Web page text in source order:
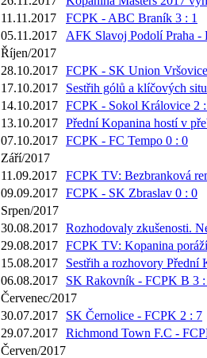
11.11.2017
FCPK - ABC Braník 3 : 1
05.11.2017
AFK Slavoj Podolí Praha -
Říjen/2017
28.10.2017 FCPK - SK Union
17.10.2017
Sestřih gólů a klíčových
14.10.2017 FCPK - Sokol Královice 2
13.10.2017 Přední Kopanina hostí v
07.10.2017 FCPK - FC Tempo 0 : 0
Září/2017
11.09.2017
FCPK TV: Bezbranková
09.09.2017 FCPK - SK Zbraslav 0 : 0
Srpen/2017
30.08.2017 Rozhodovaly zkušenosti.
29.08.2017 FCPK TV: Kopanina
15.08.2017
Sestřih a rozhovory Přední
06.08.2017
SK Rakovník - FCPK B 3
Červenec/2017
30.07.2017
SK Černolice - FCPK 2 : 7
29.07.2017 Richmond Town F.C -
Červen/2017